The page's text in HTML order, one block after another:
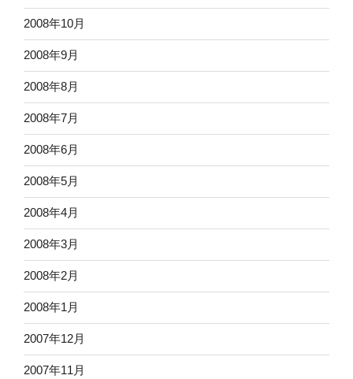
2008年10月
2008年9月
2008年8月
2008年7月
2008年6月
2008年5月
2008年4月
2008年3月
2008年2月
2008年1月
2007年12月
2007年11月